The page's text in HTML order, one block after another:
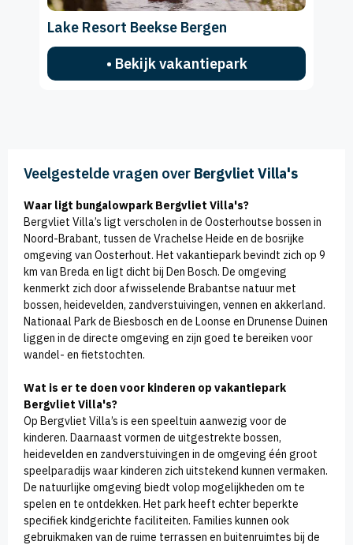
Lake Resort Beekse Bergen
• Bekijk vakantiepark
Veelgestelde vragen over Bergvliet Villa's
Waar ligt bungalowpark Bergvliet Villa's?
Bergvliet Villa’s ligt verscholen in de Oosterhoutse bossen in
Noord-Brabant, tussen de Vrachelse Heide en de bosrijke
omgeving van Oosterhout. Het vakantiepark bevindt zich op 9
km van Breda en ligt dicht bij Den Bosch. De omgeving
kenmerkt zich door afwisselende Brabantse natuur met
bossen, heidevelden, zandverstuivingen, vennen en akkerland.
Nationaal Park de Biesbosch en de Loonse en Drunense Duinen
liggen in de directe omgeving en zijn goed te bereiken voor
wandel- en fietstochten.
Wat is er te doen voor kinderen op vakantiepark
Bergvliet Villa's?
Op Bergvliet Villa’s is een speeltuin aanwezig voor de
kinderen. Daarnaast vormen de uitgestrekte bossen,
heidevelden en zandverstuivingen in de omgeving één groot
speelparadijs waar kinderen zich uitstekend kunnen vermaken.
De natuurlijke omgeving biedt volop mogelijkheden om te
spelen en te ontdekken. Het park heeft echter beperkte
specifiek kindgerichte faciliteiten. Families kunnen ook
gebruikmaken van de ruime terrassen en buitenruimtes bij de